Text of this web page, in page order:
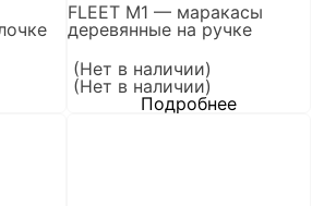
FLEET M1 — маракасы
деревянные на ручке
(Нет в наличии)
(Нет в наличии)
Подробнее